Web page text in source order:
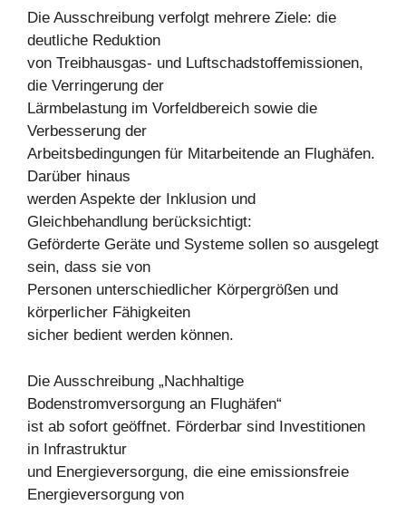
Die Ausschreibung verfolgt mehrere Ziele: die
deutliche Reduktion
von Treibhausgas- und Luftschadstoffemissionen,
die Verringerung der
Lärmbelastung im Vorfeldbereich sowie die
Verbesserung der
Arbeitsbedingungen für Mitarbeitende an Flughäfen.
Darüber hinaus
werden Aspekte der Inklusion und
Gleichbehandlung berücksichtigt:
Geförderte Geräte und Systeme sollen so ausgelegt
sein, dass sie von
Personen unterschiedlicher Körpergrößen und
körperlicher Fähigkeiten
sicher bedient werden können.
Die Ausschreibung „Nachhaltige
Bodenstromversorgung an Flughäfen“
ist ab sofort geöffnet. Förderbar sind Investitionen
in Infrastruktur
und Energieversorgung, die eine emissionsfreie
Energieversorgung von